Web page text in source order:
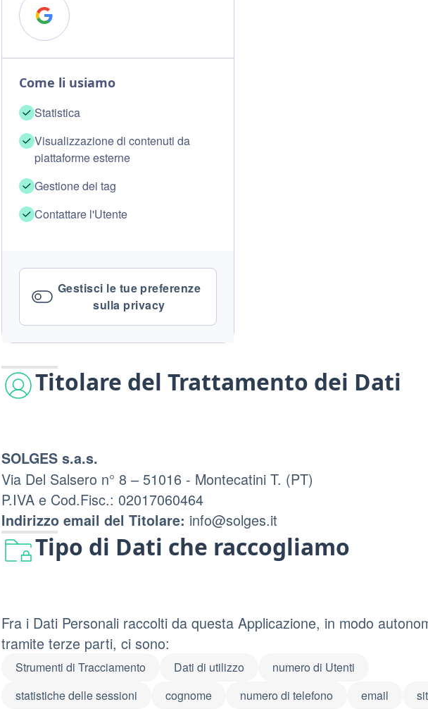
Come li usiamo
Statistica
Visualizzazione di contenuti da
piattaforme esterne
Gestione dei tag
Contattare l'Utente
Gestisci le tue preferenze
sulla privacy
Titolare del Trattamento dei Dati
SOLGES s.a.s.
Via Del Salsero n° 8 – 51016 - Montecatini T. (PT)
P.IVA e Cod.Fisc.: 02017060464
Indirizzo email del Titolare: info@solges.it
Tipo di Dati che raccogliamo
Fra i Dati Personali raccolti da questa Applicazione, in modo
tramite terze parti, ci sono:
Strumenti di Tracciamento Dati di utilizzo
numero di Utenti
statistiche delle sessioni
cognome numero di telefono email